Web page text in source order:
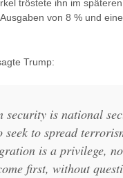
tröstete ihn im
von 8 % und
Trump:
security is national
to spread
is a privilege,
first, without